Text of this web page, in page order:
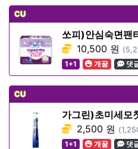
CU
쏘피)안심숙면팬
10,500 원
1+1
개꿀 댓
CU
가그린)초미세모
2,500 원
1+1
개꿀 댓